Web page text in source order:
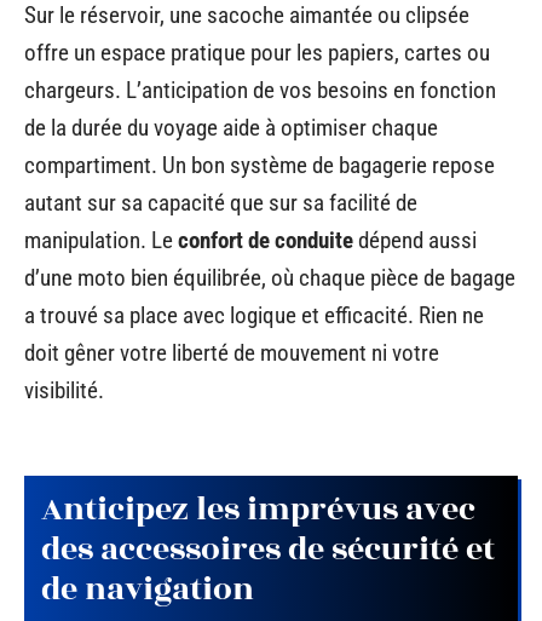
Sur le réservoir, une sacoche aimantée ou clipsée
offre un espace pratique pour les papiers, cartes ou
chargeurs. L’anticipation de vos besoins en fonction
de la durée du voyage aide à optimiser chaque
compartiment. Un bon système de bagagerie repose
autant sur sa capacité que sur sa facilité de
manipulation. Leconfort de conduitedépend aussi
d’une moto bien équilibrée, où chaque pièce de bagage
a trouvé sa place avec logique et efficacité. Rien ne
doit gêner votre liberté de mouvement ni votre
visibilité.
Anticipez les imprévus avec
des accessoires de sécurité et
de navigation